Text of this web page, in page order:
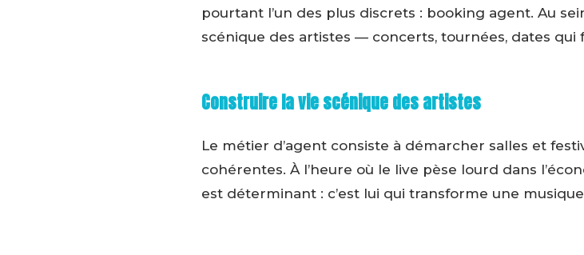
pourtant l’un des plus discrets : booking agent. Au
scénique des artistes — concerts, tournées, dates
Construire la vie scénique des artistes
Le métier d’agent consiste à démarcher salles et
cohérentes. À l’heure où le live pèse lourd dans
est déterminant : c’est lui qui transforme une